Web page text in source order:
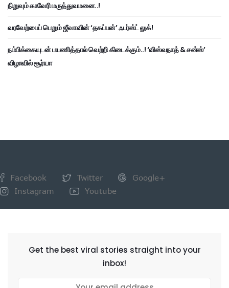
நிறுவும் காவேரி மருத்துவமனை..!
வரவேற்பைப் பெறும் ஜீவாவின் ‘தகப்பன்’ ஃபர்ஸ்ட் லுக்!
நம்பிக்கையுடன் பயணித்தால் வெற்றி கிடைக்கும்..! ‘விஸ்வநாத் & சன்ஸ்’
விழாவில் சூர்யா
Facebook Twitter
Google+
Instagram
Youtube
Get the best viral stories straight into your
inbox!